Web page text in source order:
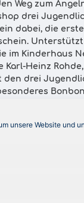
unsere Website und
Weg zum
drei
dabei, die
im Kinderhaus
Heinz
den drei
Royal Fishing
ist, und der
in Deutschland